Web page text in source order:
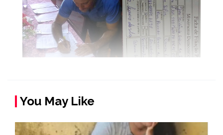
You May Like